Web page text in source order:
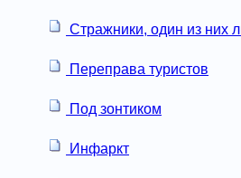
Стражники, один из них
Переправа туристов
Под зонтиком
Инфаркт